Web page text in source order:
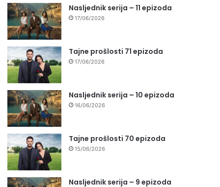
Nasljednik serija – 11 epizoda
17/06/2026
Tajne prošlosti 71 epizoda
17/06/2026
Nasljednik serija – 10 epizoda
16/06/2026
Tajne prošlosti 70 epizoda
15/06/2026
Nasljednik serija – 9 epizoda